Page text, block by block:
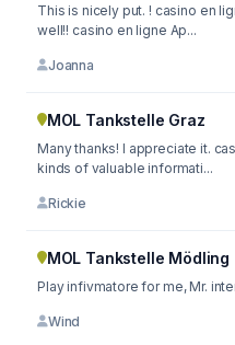
This is nicely put. ! casino en
well!! casino en ligne Ap...
Joanna
MOL Tankstelle Graz
Many thanks! I appreciate it.
kinds of valuable informati...
Rickie
MOL Tankstelle Mödling
Play infivmatore for me, Mr.
Wind